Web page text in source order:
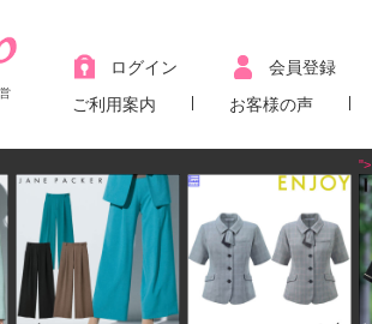
ログイン 会員登録
ご利用案内
お客様の声